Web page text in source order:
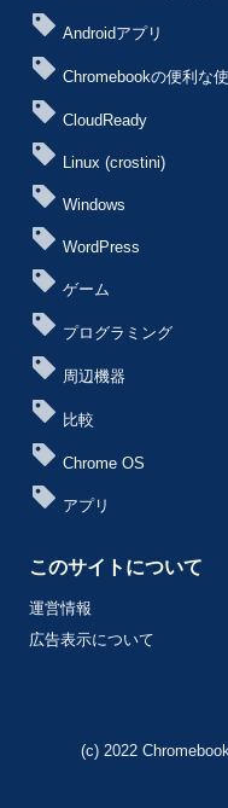
Androidアプリ
Chromebookの便利な
CloudReady
Linux (crostini)
Windows
WordPress
ゲーム
プログラミング
周辺機器
比較
Chrome OS
アプリ
このサイトについて
運営情報
広告表示について
(c) 2022